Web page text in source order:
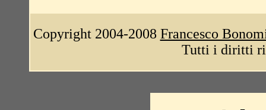
Copyright 2004-2008 Francesco
Tutti i diritti